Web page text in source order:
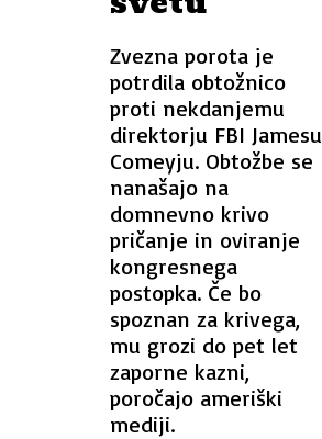
Zvezna porota je
potrdila obtožnico
proti nekdanjemu
direktorju FBI Jamesu
Comeyju. Obtožbe se
nanašajo na
domnevno krivo
pričanje in oviranje
kongresnega
postopka. Če bo
spoznan za krivega,
mu grozi do pet let
zaporne kazni,
poročajo ameriški
mediji.